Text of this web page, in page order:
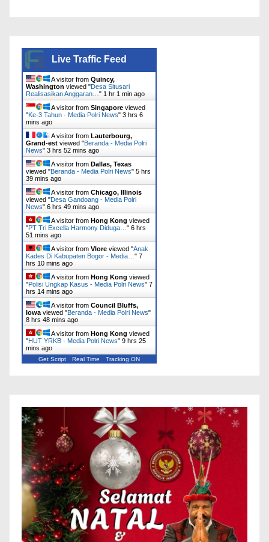
Live Traffic Feed
A visitor from Quincy,
Washington viewed "Desa Situsari
Realisasikan Anggaran… " 1 hr 1 min ago
A visitor from Singapore viewed
"Ke-3 Tahun - Media Polri News" 3 hrs 6
mins ago
A visitor from Lauterbourg,
Grand-est viewed "Beranda - Media Polri
News" 3 hrs 52 mins ago
A visitor from Dallas, Texas
viewed "Beranda - Media Polri News" 5 hrs
39 mins ago
A visitor from Chicago, Illinois
viewed "Desa Gandoang - Media Polri
News" 6 hrs 49 mins ago
A visitor from Hong Kong viewed
"PT Tri Excella Harmony Diduga… " 6 hrs
51 mins ago
A visitor from Vlore viewed "Anak
Kades Di Kabupaten Bogor - Media… " 7
hrs 10 mins ago
A visitor from Hong Kong viewed
"Polisi Ungkap Kasus - Media Polri News" 7
hrs 15 mins ago
A visitor from Council Bluffs,
Iowa viewed "Beranda - Media Polri News"
8 hrs 48 mins ago
A visitor from Hong Kong viewed
"HUT YRKB - Media Polri News" 9 hrs 25
mins ago
Get Script Real Time Tracking ON